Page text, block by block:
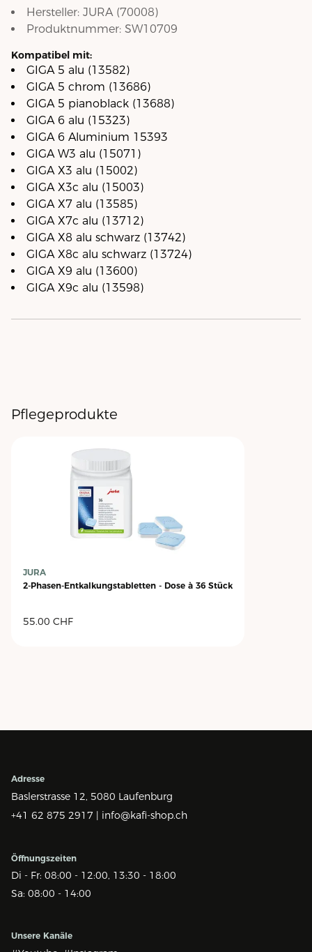
Hersteller: JURA(70008)
Produktnummer: SW10709
Kompatibel mit:
GIGA 5 alu (13582)
GIGA 5 chrom (13686)
GIGA 5 pianoblack (13688)
GIGA 6 alu (15323)
GIGA 6 Aluminium 15393
GIGA W3 alu (15071)
GIGA X3 alu (15002)
GIGA X3c alu (15003)
GIGA X7 alu (13585)
GIGA X7c alu (13712)
GIGA X8 alu schwarz (13742)
GIGA X8c alu schwarz (13724)
GIGA X9 alu (13600)
GIGA X9c alu (13598)
Pflegeprodukte
JURA
2-Phasen-Entkalkungstabletten - Dose à 36 Stück
55.00 CHF
Adresse
Baslerstrasse 12, 5080 Laufenburg
+41 62 875 2917 | info@kafi-shop.ch
Öffnungszeiten
Di - Fr: 08:00 - 12:00, 13:30 - 18:00
Sa: 08:00 - 14:00
Unsere Kanäle